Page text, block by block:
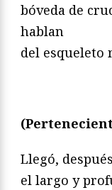
bóveda de
hablan
del
Llegó,
el largo y